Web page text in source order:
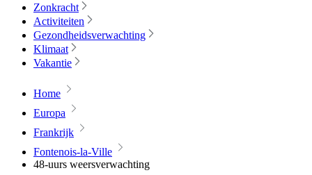
Zonkracht
Activiteiten
Gezondheidsverwachting
Klimaat
Vakantie
Home
Europa
Frankrijk
Fontenois-la-Ville
48-uurs weersverwachting